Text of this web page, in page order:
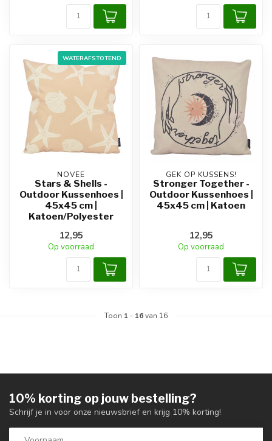
WATERAFSTOTEND
NOVÉE
Stars & Shells -
Outdoor Kussenhoes |
45x45 cm |
Katoen/Polyester
12,95
Op voorraad
GEK OP KUSSENS!
Stronger Together -
Outdoor Kussenhoes |
45x45 cm | Katoen
12,95
Op voorraad
Toon 1 - 16van 16
10% korting op jouw bestelling?
Schrijf je in voor onze nieuwsbrief en krijg 10% korting!